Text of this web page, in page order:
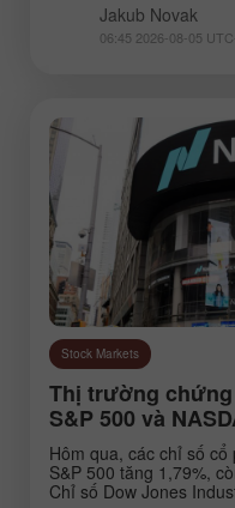
Jakub Novak
06:45 2026-08-05
Stock Markets
Thị trường
S&P 500 và
Hôm qua, các chỉ số
S&P 500 tăng 1,79%,
Chỉ số Dow Jones